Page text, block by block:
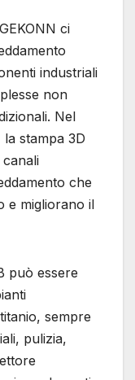
ci
industriali
non
Nel
stampa 3D
che
e migliorano il
può essere
sempre
pulizia,